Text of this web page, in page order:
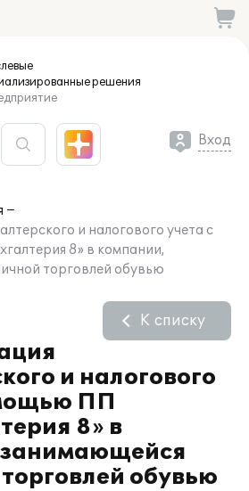
решения
Вход
и налогового учета с
8» в компании,
торговлей обувью
и налогового
ПП
8» в
обувью
К списку